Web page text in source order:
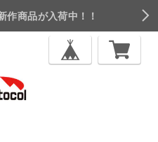
商品が入荷中！！